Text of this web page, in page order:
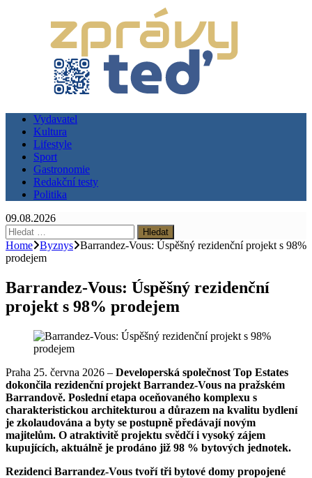
Vydavatel
Kultura
Lifestyle
Sport
Gastronomie
Redakční testy
Politika
09.08.2026
Vyhledávání
Home Byznys Barrandez-Vous: Úspěšný rezidenční projekt s 98%
prodejem
Barrandez-Vous: Úspěšný rezidenční
projekt s 98% prodejem
Praha 25. června 2026 – Developerská společnost Top Estates
dokončila rezidenční projekt Barrandez-Vous na pražském
Barrandově. Poslední etapa oceňovaného komplexu s
charakteristickou architekturou a důrazem na kvalitu bydlení
je zkolaudována a byty se postupně předávají novým
majitelům. O atraktivitě projektu svědčí i vysoký zájem
kupujících, aktuálně je prodáno již 98 % bytových jednotek.
Rezidenci Barrandez-Vous tvoří tři bytové domy propojené